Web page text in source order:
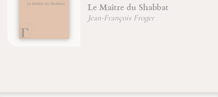
Le Maître du Shabbat
Jean-François Froger